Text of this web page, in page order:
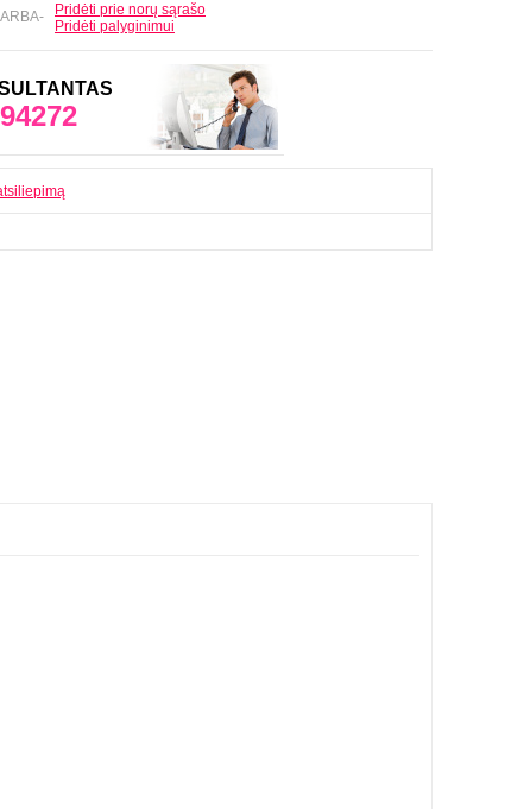
Pridėti prie norų sąrašo
Pridėti palyginimui